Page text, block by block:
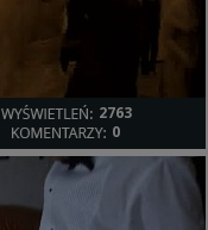
kamer itp. Dodatkowo
filmu.
do każdego zlecenia
podczas
- filmu, który
także ze względu na
2763
0